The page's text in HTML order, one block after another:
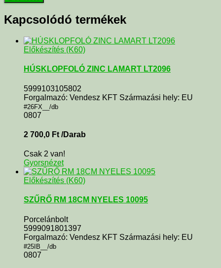
Kapcsolódó termékek
Előkészítés (K60)
HÚSKLOPFOLÓ ZINC LAMART LT2096
5999103105802
Forgalmazó: Vendesz KFT Származási hely: EU
#26FX__/db
0807
2 700,0 Ft /Darab
Csak 2 van!
Gyorsnézet
Előkészítés (K60)
SZŰRŐ RM 18CM NYELES 10095
Porcelánbolt
5999091801397
Forgalmazó: Vendesz KFT Származási hely: EU
#25IB__/db
0807